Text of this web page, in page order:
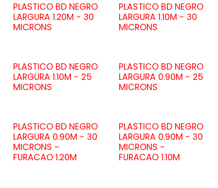
PLASTICO BD NEGRO
LARGURA 1.20M - 30
MICRONS
PLASTICO BD NEGRO
LARGURA 1.10M - 30
MICRONS
PLASTICO BD NEGRO
LARGURA 1.10M - 25
MICRONS
PLASTICO BD NEGRO
LARGURA 0.90M - 25
MICRONS
PLASTICO BD NEGRO
LARGURA 0.90M - 30
MICRONS -
FURACAO 1.20M
PLASTICO BD NEGRO
LARGURA 0.90M - 30
MICRONS -
FURACAO 1.10M